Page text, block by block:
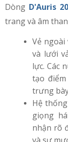
Dòng D'Auris
trang và âm
Vẻ
và lưới
lực. Các
tạo
trưng
Hệ
giọng
nhận rõ